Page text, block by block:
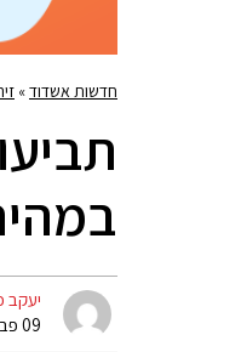
חדשות אשדוד»
יעקב
09 פברואר, 2025 09:32